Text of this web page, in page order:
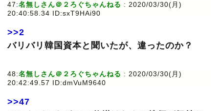
47:名無しさん＠２ろぐちゃんねる : 2020/03/30(月)
20:40:58.34 ID:sxT9HAi90
>>2
バリバリ韓国資本と聞いたが、違ったのか？
48:名無しさん＠２ろぐちゃんねる : 2020/03/30(月)
20:42:49.57 ID:dmVuM9640
>>47